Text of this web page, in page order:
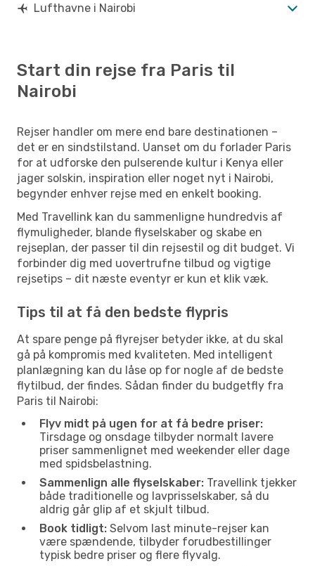
Lufthavne i Nairobi
Start din rejse fra Paris til
Nairobi
Rejser handler om mere end bare destinationen –
det er en sindstilstand. Uanset om du forlader Paris
for at udforske den pulserende kultur i Kenya eller
jager solskin, inspiration eller noget nyt i Nairobi,
begynder enhver rejse med en enkelt booking.
Med Travellink kan du sammenligne hundredvis af
flymuligheder, blande flyselskaber og skabe en
rejseplan, der passer til din rejsestil og dit budget. Vi
forbinder dig med uovertrufne tilbud og vigtige
rejsetips – dit næste eventyr er kun et klik væk.
Tips til at få den bedste flypris
At spare penge på flyrejser betyder ikke, at du skal
gå på kompromis med kvaliteten. Med intelligent
planlægning kan du låse op for nogle af de bedste
flytilbud, der findes. Sådan finder du budgetfly fra
Paris til Nairobi:
Flyv midt på ugen for at få bedre priser:
Tirsdage og onsdage tilbyder normalt lavere
priser sammenlignet med weekender eller dage
med spidsbelastning.
Sammenlign alle flyselskaber: Travellink tjekker
både traditionelle og lavprisselskaber, så du
aldrig går glip af et skjult tilbud.
Book tidligt: Selvom last minute-rejser kan
være spændende, tilbyder forudbestillinger
typisk bedre priser og flere flyvalg.